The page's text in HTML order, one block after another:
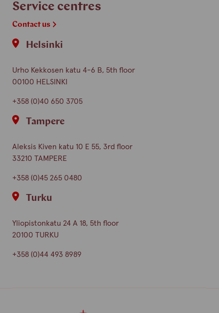
Service centres
Contact us
Helsinki
Urho Kekkosen katu 4-6 B, 5th floor
00100 HELSINKI
+358 (0)40 650 3705
Tampere
Aleksis Kiven katu 10 E 55, 3rd floor
33210 TAMPERE
+358 (0)45 265 0480
Turku
Yliopistonkatu 24 A 18, 5th floor
20100 TURKU
+358 (0)44 493 8989